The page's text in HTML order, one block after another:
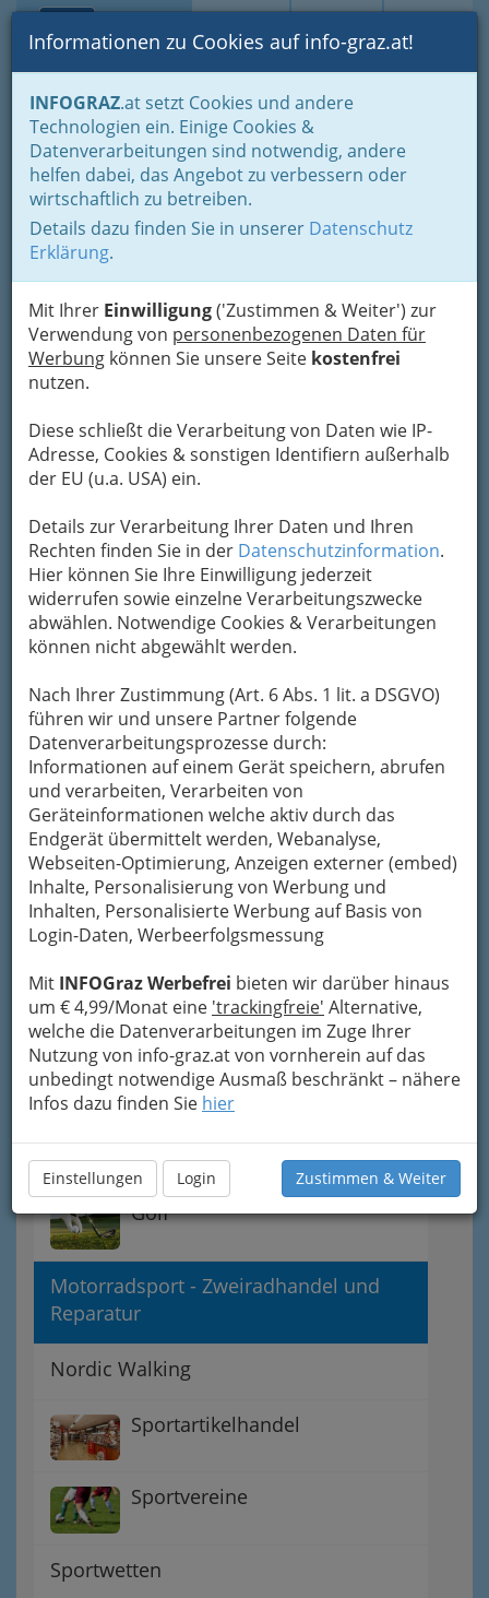
Suche Login Toggle
Informationen zu Cookies auf info-graz.at!
INFOGRAZ.at setzt Cookies und andere
Technologien ein. Einige Cookies &
Datenverarbeitungen sind notwendig, andere
helfen dabei, das Angebot zu verbessern oder
wirtschaftlich zu betreiben.
Details dazu finden Sie in unserer Datenschutz
Erklärung.
Mit Ihrer Einwilligung('Zustimmen & Weiter') zur
Verwendung von personenbezogenen Daten für
Werbung können Sie unsere Seite kostenfrei
nutzen.
Diese schließt die Verarbeitung von Daten wie IP-
Adresse, Cookies & sonstigen Identifiern außerhalb
der EU (u.a. USA) ein.
Details zur Verarbeitung Ihrer Daten und Ihren
Rechten finden Sie in der Datenschutzinformation.
Hier können Sie Ihre Einwilligung jederzeit
widerrufen sowie einzelne Verarbeitungszwecke
abwählen. Notwendige Cookies & Verarbeitungen
können nicht abgewählt werden.
Nach Ihrer Zustimmung (Art. 6 Abs. 1 lit. a DSGVO)
führen wir und unsere Partner folgende
Datenverarbeitungsprozesse durch:
Informationen auf einem Gerät speichern, abrufen
und verarbeiten, Verarbeiten von
Geräteinformationen welche aktiv durch das
Endgerät übermittelt werden, Webanalyse,
Webseiten-Optimierung, Anzeigen externer (embed)
Inhalte, Personalisierung von Werbung und
Inhalten, Personalisierte Werbung auf Basis von
Login-Daten, Werbeerfolgsmessung
Mit INFOGraz Werbefrei bieten wir darüber hinaus
um € 4,99/Monat eine 'trackingfreie' Alternative,
welche die Datenverarbeitungen im Zuge Ihrer
Nutzung von info-graz.at von vornherein auf das
unbedingt notwendige Ausmaß beschränkt – nähere
Infos dazu finden Sie hier
Einstellungen Login Zustimmen & Weiter
Home Branchen Freizeit & Sport
Sport
Motorradsport - Zweiradhandel und Reparatur
Joe´s Motorcycle Parts &
Zubehör Service
Lagergasse 122, 8020 Graz
+43 316 272 708
+43 664 151 86 53
Karte
Adresse mit Google Maps anschauen
Sport
für Schlechtwetter
Citybiking
Branchenverzeichnis
Golf
Motorradsport - Zweiradhandel und
Reparatur
Nordic Walking
Sportartikelhandel
Sportvereine
Sportwetten